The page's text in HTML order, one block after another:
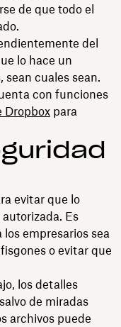
de que todo el
del
lo hace un
cuales sean.
con funciones
Dropboxpara
evitar que lo
Es
empresarios sea
o evitar que
los detalles
de miradas
archivos puede